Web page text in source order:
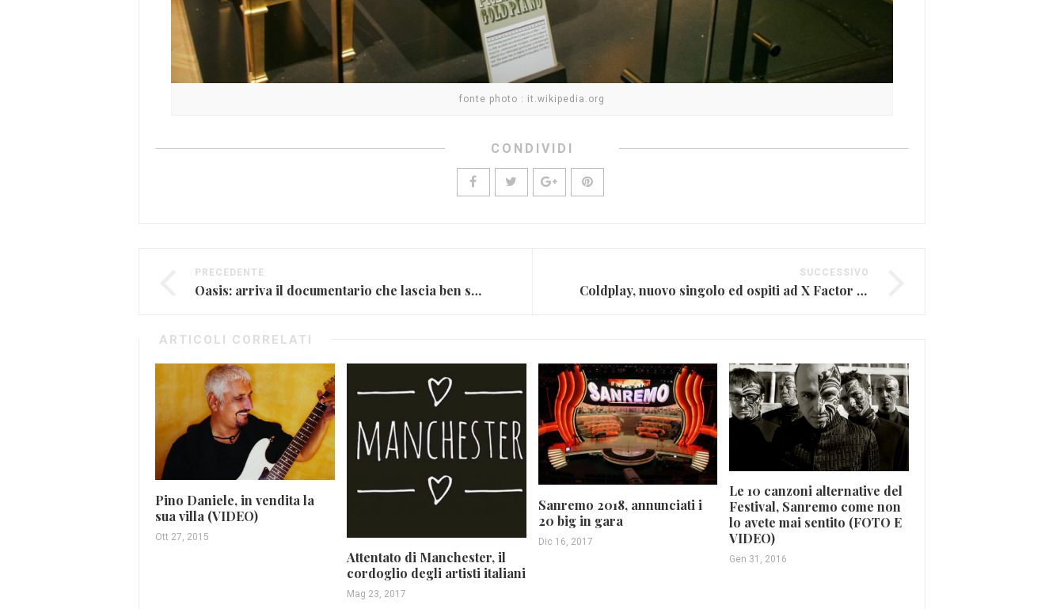
fonte photo : it.wikipedia.org
CONDIVIDI
PRECEDENTE
Oasis: arriva il documentario che lascia ben sperare (FOTO)
SUCCESSIVO
Coldplay, nuovo singolo ed ospiti ad X Factor a dicembre
ARTICOLI CORRELATI
Pino Daniele, in vendita la
sua villa (VIDEO)
Ott 27, 2015
Attentato di Manchester, il
cordoglio degli artisti italiani
Mag 23, 2017
Sanremo 2018, annunciati i
20 big in gara
Dic 16, 2017
Le 10 canzoni alternative del
Festival, Sanremo come non
lo avete mai sentito (FOTO E
VIDEO)
Gen 31, 2016